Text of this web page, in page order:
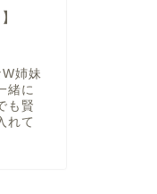
姉妹
緒に
も賢
れて